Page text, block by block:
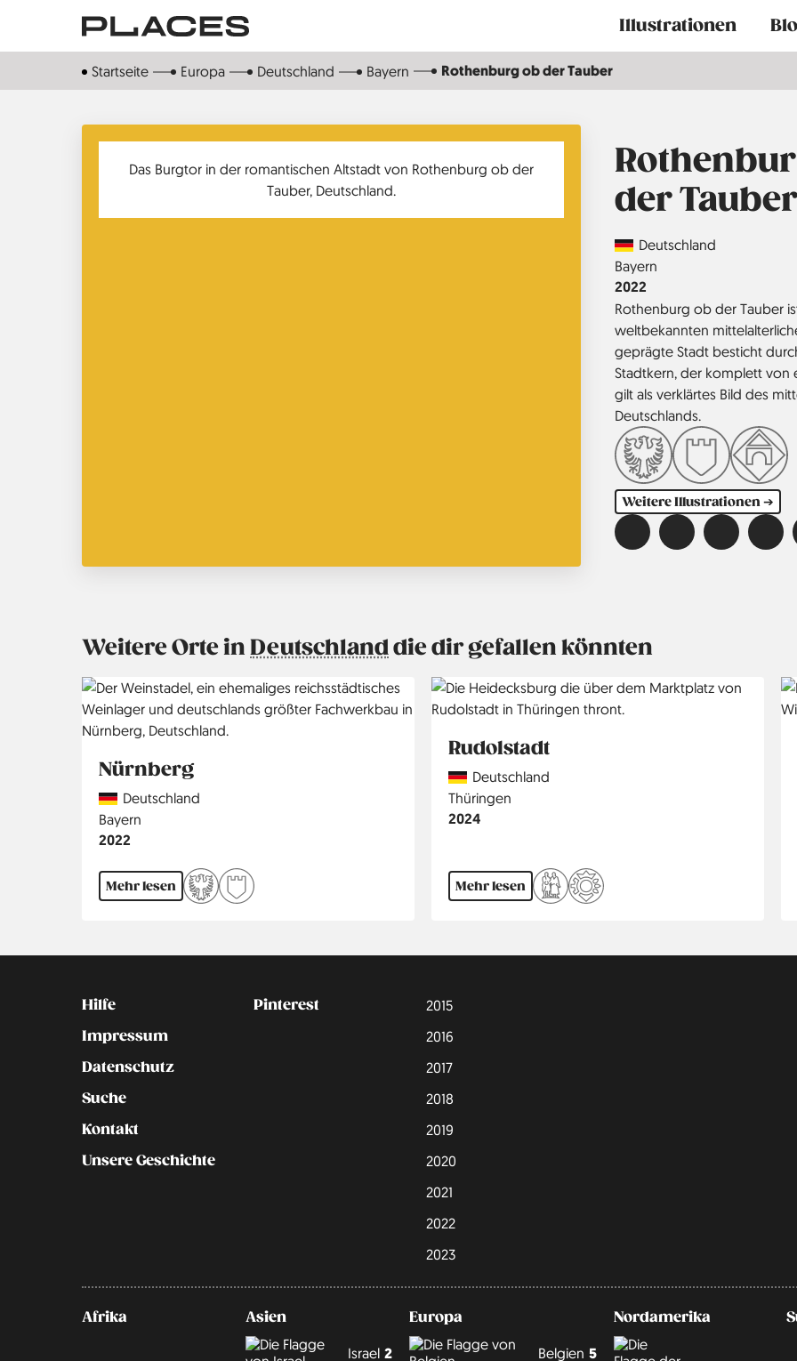
Inhalt
Main
navigation
Illustrationen
Startseite Europa Deutschland Bayern Rothenburg ob der Tauber
der Tauber
CountryDeutschland
Region
Bayern
Jahr
2022
Rothenburg ob der Tauber
weltbekannten
geprägte Stadt besticht
Stadtkern, der komplett von
gilt als verklärtes Bild des
Deutschlands.
Weitere Illustrationen ➔
Weitere Orte in Deutschlanddie dir gefallen könnten
Nürnberg
CountryDeutschland
Region
Bayern
Jahr
2022
Mehr lesen
Rudolstadt
CountryDeutschland
Region
Thüringen
Jahr
2024
Mehr lesen
Kontakt
Hilfe
Impressum
Datenschutz
Suche
Kontakt
Unsere Geschichte
Social
Pinterest
2015
2016
2017
2018
2019
2020
2021
2022
2023
Afrika Asien
Israel 2
Europa
Belgien 5
Nordamerika